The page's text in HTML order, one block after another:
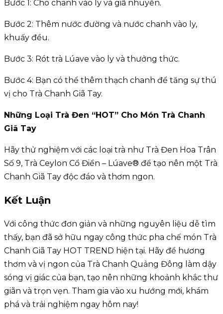
Bước 1: Cho chanh vào ly và giã nhuyễn.
Bước 2: Thêm nước đường và nước chanh vào ly,
khuấy đều.
Bước 3: Rót trà Lúave vào ly và thưởng thức.
Bước 4: Bạn có thể thêm thạch chanh để tăng sự thú
vị cho Trà Chanh Giã Tay.
Những Loại Trà Đen “HOT” Cho Món Trà Chanh
Giã Tay
Hãy thử nghiệm với các loại trà như Trà Đen Hoa Trân
Số 9, Trà Ceylon Cổ Điển – Lúave® để tạo nên một Trà
Chanh Giã Tay độc đáo và thơm ngon.
Kết Luận
Với công thức đơn giản và những nguyên liệu dễ tìm
thấy, bạn đã sở hữu ngay công thức pha chế món Trà
Chanh Giã Tay HOT TREND hiện tại. Hãy để hương
thơm và vị ngon của Trà Chanh Quảng Đông làm dậy
sóng vị giác của bạn, tạo nên những khoảnh khắc thư
giãn và trọn vẹn. Tham gia vào xu hướng mới, khám
phá và trải nghiệm ngay hôm nay!